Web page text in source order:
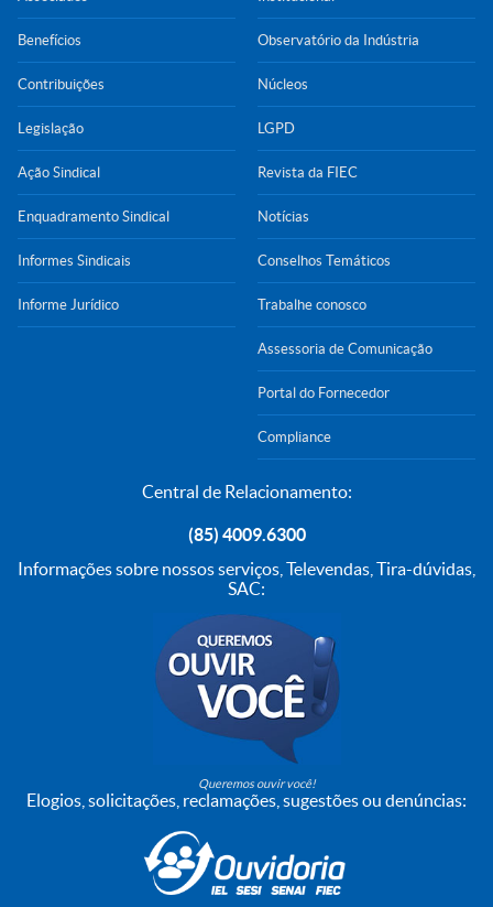
Benefícios
Contribuições
Legislação
Ação Sindical
Enquadramento Sindical
Informes Sindicais
Informe Jurídico
Observatório da Indústria
Núcleos
LGPD
Revista da FIEC
Notícias
Conselhos Temáticos
Trabalhe conosco
Assessoria de Comunicação
Portal do Fornecedor
Compliance
Central de Relacionamento:
(85) 4009.6300
Informações sobre nossos serviços, Televendas, Tira-dúvidas,
SAC:
Queremos ouvir você!
Elogios, solicitações, reclamações, sugestões ou denúncias: